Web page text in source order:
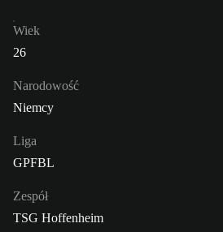
Wiek
26
Narodowość
Niemcy
Liga
GPFBL
Zespół
TSG Hoffenheim